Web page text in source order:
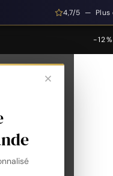
4,7/5 — Plus
-